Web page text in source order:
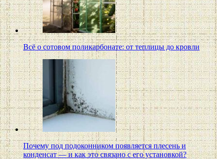
Всё о сотовом поликарбонате: от теплицы до кровли
Почему под подоконником появляется плесень и
конденсат — и как это связано с его установкой?